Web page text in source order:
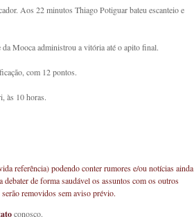
Aos 22 minutos Thiago Potiguar bateu escanteio e
Mooca administrou a vitória até o apito final.
com 12 pontos.
às 10 horas.
referência) podendo conter rumores e/ou notícias ainda
de forma saudável os assuntos com os outros
removidos sem aviso prévio.
conosco.